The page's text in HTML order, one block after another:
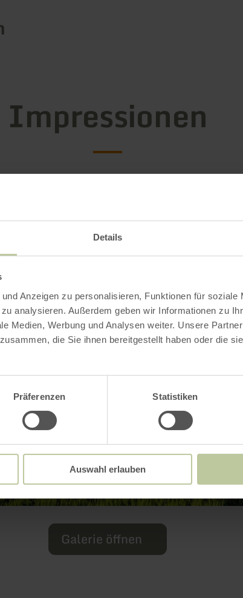
Details
Anzeigen zu personalisieren, Funktionen für soziale
analysieren. Außerdem geben wir Informationen zu
Medien, Werbung und Analysen weiter. Unsere
die Sie ihnen bereitgestellt haben oder die
Präferenzen Statistiken
Auswahl erlauben
Impressionen
Galerie öffnen